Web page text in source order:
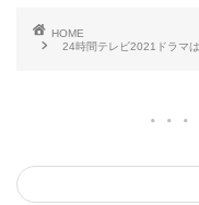
HOME
24時間テレビ2021ドラマ